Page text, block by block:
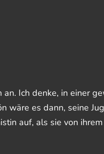
Ich denke, in einer
wäre es dann, seine
auf, als sie von